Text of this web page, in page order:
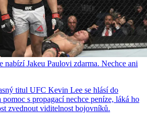
Jakeu Paulovi zdarma. Nechce ani
titul UFC Kevin Lee se hlásí do
s propagací nechce peníze, láká ho
zvednout viditelnost bojovníků.